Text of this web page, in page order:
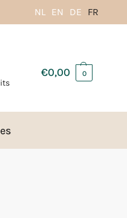
NL EN DE FR
€0,00 0